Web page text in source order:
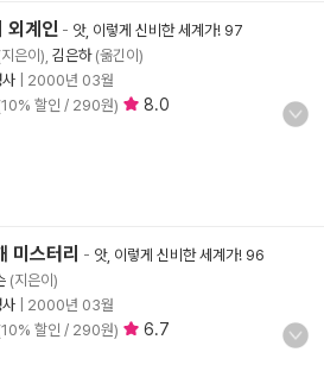
외계인 - 앗, 이렇게 신비한 세계가! 97
은이), 김은하(옮긴이)
2000년 03월
할인 / 290원)
8.0
미스터리 - 앗, 이렇게 신비한 세계가! 96
(지은이)
2000년 03월
할인 / 290원)
6.7